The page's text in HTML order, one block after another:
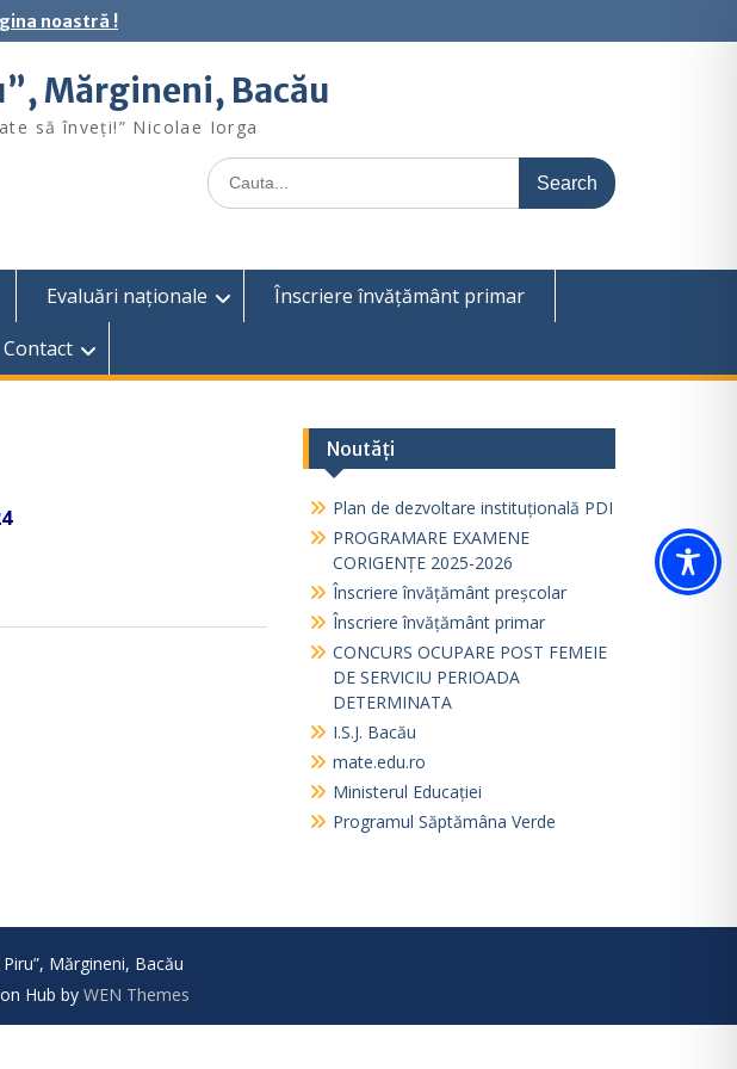
noastră !
Mărgineni, Bacău
să înveţi!” Nicolae Iorga
Search
for:
Evaluări naționale
Înscriere învățământ primar
Contact
Noutăți
Plan de dezvoltare instituțională PDI
PROGRAMARE EXAMENE
CORIGENȚE 2025-2026
Înscriere învățământ preșcolar
Înscriere învățământ primar
CONCURS OCUPARE POST FEMEIE
DE SERVICIU PERIOADA
DETERMINATA
I.S.J. Bacău
mate.edu.ro
Ministerul Educației
Programul Săptămâna Verde
Mărgineni, Bacău
Hub by WEN Themes